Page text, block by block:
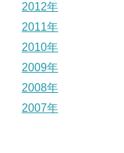
2012年
2011年
2010年
2009年
2008年
2007年